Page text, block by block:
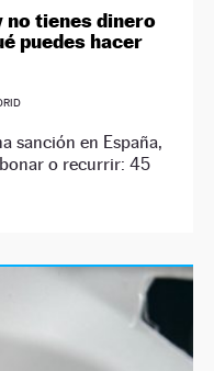
no tienes dinero
puedes hacer
sanción en España,
o recurrir: 45